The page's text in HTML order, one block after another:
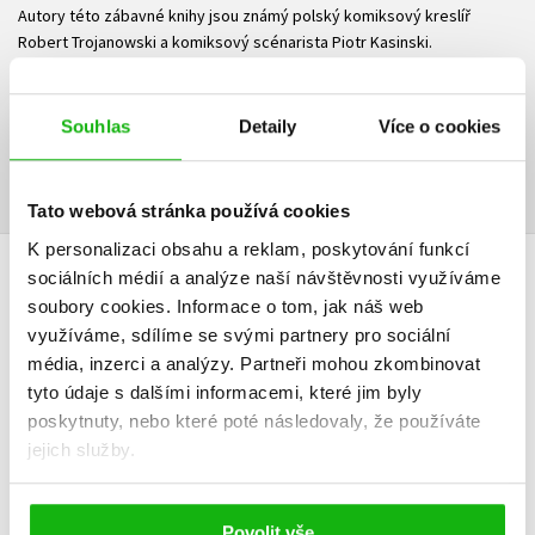
Souhlas Detaily Více o cookies
Tato webová stránka používá cookies
K personalizaci obsahu a reklam, poskytování funkcí
sociálních médií a analýze naší návštěvnosti využíváme
soubory cookies. Informace o tom, jak náš web
využíváme, sdílíme se svými partnery pro sociální
média, inzerci a analýzy. Partneři mohou zkombinovat
tyto údaje s dalšími informacemi, které jim byly
poskytnuty, nebo které poté následovaly, že používáte
jejich služby.
Autory této zábavné knihy jsou známý polský komiksový kreslíř
Robert Trojanowski a komiksový scénarista Piotr Kasinski.
Ke stažení
HODNOCENÍ ČTENÁŘŮ
V současné době nejsou vytvořena žádná uživatelská hodnocení.
Vaše hodnocení
Uživatelskou recenzi mohou vkládat pouze registrovaní uživatelé
Přihlásit